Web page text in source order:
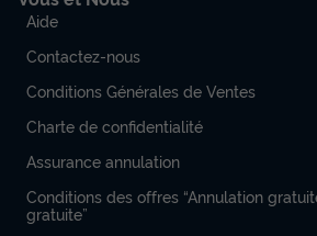
Aide
Contactez-nous
Conditions Générales de Ventes
Charte de confidentialité
Assurance annulation
Conditions des offres “Annulation
gratuite”